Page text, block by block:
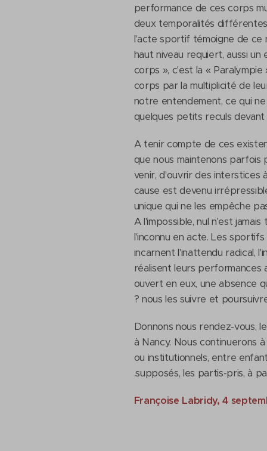
performance de ces corps
deux temporalités
l'acte sportif témoigne de ce
haut niveau requiert, aussi
corps », c'est la «
corps par la multiplicité de
notre entendement, ce qui
quelques petits reculs
A tenir compte de ces
que nous maintenons parfois
venir, d'ouvrir des interstices
cause est devenu
unique qui ne les empêche
A l'impossible, nul n'est
l'inconnu en acte. Les
incarnent l'inattendu radical,
réalisent leurs performances
ouvert en eux, une absence
nous les suivre et poursuivre
Donnons nous rendez-vous,
à Nancy. Nous continuerons
ou institutionnels, entre
supposés, les partis-pris, à
Françoise Labridy, 4